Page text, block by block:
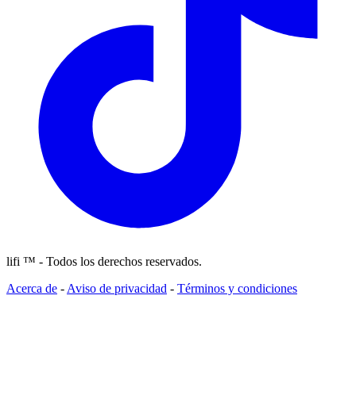
lifi ™ - Todos los derechos reservados.
Acerca de - Aviso de privacidad - Términos y condiciones